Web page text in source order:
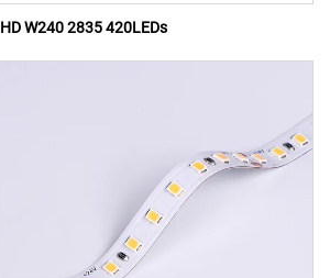
HD W240 2835 420LEDs